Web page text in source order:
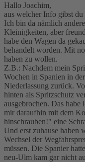
Hallo Joachim,
aus welcher Info gibst
Ich bin da nämlich
Kleinigkeiten, aber
habe den Wagen da
behandelt worden. Mit
haben zu wollen.
Z.B.: Nachdem mein
Wochen in Spanien in
Niederlassung zurück.
hinten als Spritzschutz
ausgebrochen. Das
mir daraufhin mit dem
hinschrauben!" eine
Und erst zuhause haben
Wechsel der
müssen. Die Spanier
neu-Ulm kam gar nicht